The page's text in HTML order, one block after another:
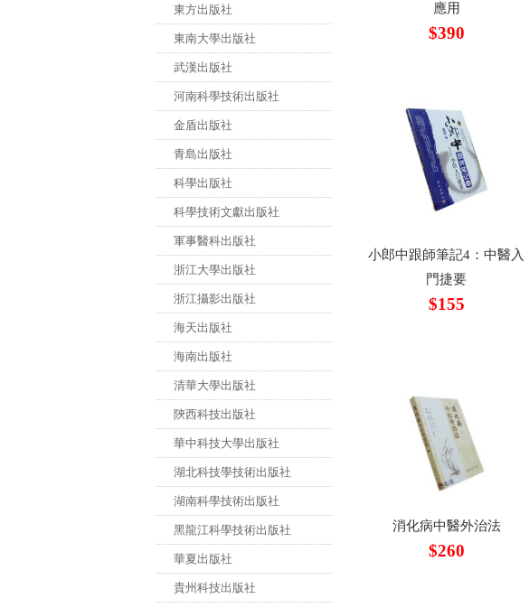
東方出版社
東南大學出版社
武漢出版社
河南科學技術出版社
金盾出版社
青島出版社
科學出版社
科學技術文獻出版社
軍事醫科出版社
浙江大學出版社
浙江攝影出版社
海天出版社
海南出版社
清華大學出版社
陝西科技出版社
華中科技大學出版社
湖北科技學技術出版社
湖南科學技術出版社
黑龍江科學技術出版社
華夏出版社
貴州科技出版社
應用
$390
小郎中跟師筆記4：中醫入
門捷要
$155
消化病中醫外治法
$260